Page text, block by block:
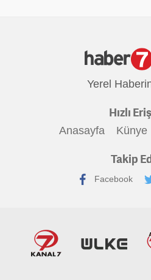
Yerel
Hızlı
Anasayfa Künye
Takip
Facebook